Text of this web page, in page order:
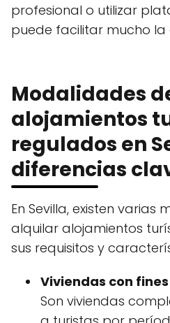
profesional o utilizar
puede facilitar mucho la
Modalidades
alojamientos
regulados en
diferencias
En Sevilla, existen
alquilar alojamientos
sus requisitos y
Viviendas con
Son viviendas